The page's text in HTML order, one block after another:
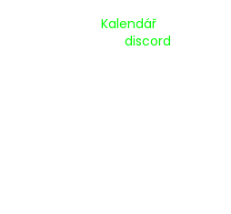
Kalendář
discord